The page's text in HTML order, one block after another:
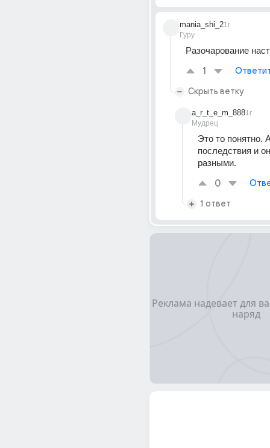
mania_shi_2
Гуру
1г
Разочарование
1
Скрыть ветку
a_r_t_e_m_888
Мудрец
1г
Это то понятно.
последствия и
разными.
0
1 ответ